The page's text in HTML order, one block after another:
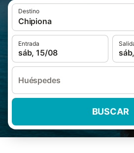
Destino
Chipiona
Entrada
sáb, 15/08
Huéspedes
BUSCAR